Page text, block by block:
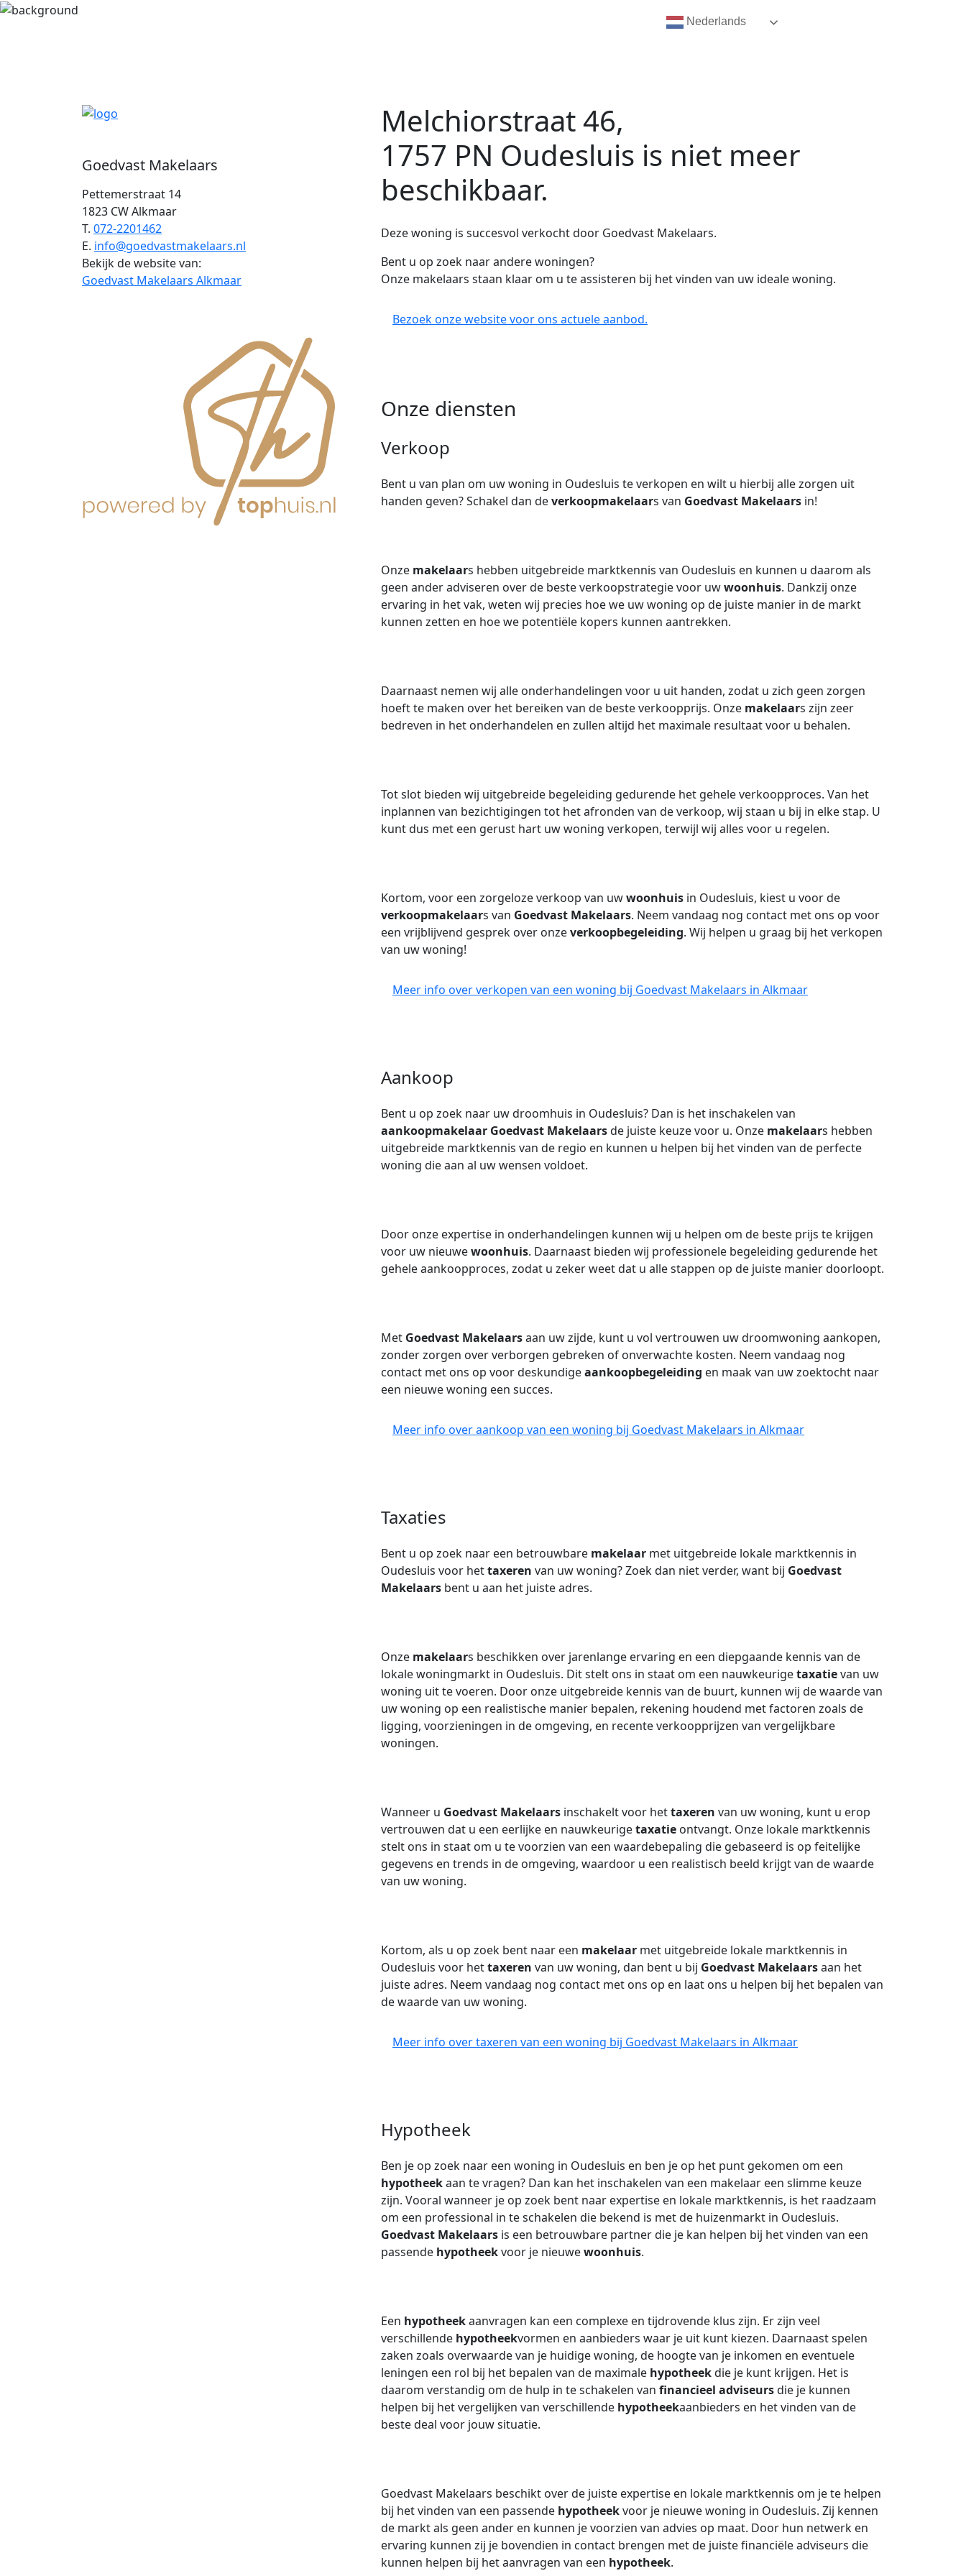
Goedvast Makelaars
Pettemerstraat 14
1823 CW Alkmaar
T. 072-2201462
E. info@goedvastmakelaars.nl
Bekijk de website van:
Goedvast Makelaars Alkmaar
Melchiorstraat 46,
1757 PN Oudesluis is niet meer
beschikbaar.
Deze woning is succesvol verkocht door Goedvast Makelaars.
Bent u op zoek naar andere woningen?
Onze makelaars staan klaar om u te assisteren bij het vinden van uw ideale woning.
Bezoek onze website voor ons actuele aanbod.
Onze diensten
Verkoop
Bent u van plan om uw woning in Oudesluis te verkopen en wilt u hierbij alle zorgen uit
handen geven? Schakel dan deverkoopmakelaars van Goedvast Makelaars in!
Onze makelaars hebben uitgebreide marktkennis van Oudesluis en kunnen u daarom als
geen ander adviseren over de beste verkoopstrategie voor uwwoonhuis. Dankzij onze
ervaring in het vak, weten wij precies hoe we uw woning op de juiste manier in de markt
kunnen zetten en hoe we potentiële kopers kunnen aantrekken.
Daarnaast nemen wij alle onderhandelingen voor u uit handen, zodat u zich geen zorgen
hoeft te maken over het bereiken van de beste verkoopprijs. Onze makelaars zijn zeer
bedreven in het onderhandelen en zullen altijd het maximale resultaat voor u behalen.
Tot slot bieden wij uitgebreide begeleiding gedurende het gehele verkoopproces. Van het
inplannen van bezichtigingen tot het afronden van de verkoop, wij staan u bij in elke stap. U
kunt dus met een gerust hart uw woning verkopen, terwijl wij alles voor u regelen.
Kortom, voor een zorgeloze verkoop van uwwoonhuis in Oudesluis, kiest u voor de
verkoopmakelaars van Goedvast Makelaars. Neem vandaag nog contact met ons op voor
een vrijblijvend gesprek over onzeverkoopbegeleiding. Wij helpen u graag bij het verkopen
van uw woning!
Meer info over verkopen van een woning bij Goedvast Makelaars in Alkmaar
Aankoop
Bent u op zoek naar uw droomhuis in Oudesluis? Dan is het inschakelen van
aankoopmakelaar Goedvast Makelaarsde juiste keuze voor u. Onze makelaars hebben
uitgebreide marktkennis van de regio en kunnen u helpen bij het vinden van de perfecte
woning die aan al uw wensen voldoet.
Door onze expertise in onderhandelingen kunnen wij u helpen om de beste prijs te krijgen
voor uw nieuwewoonhuis. Daarnaast bieden wij professionele begeleiding gedurende het
gehele aankoopproces, zodat u zeker weet dat u alle stappen op de juiste manier doorloopt.
Met Goedvast Makelaarsaan uw zijde, kunt u vol vertrouwen uw droomwoning aankopen,
zonder zorgen over verborgen gebreken of onverwachte kosten. Neem vandaag nog
contact met ons op voor deskundigeaankoopbegeleiding en maak van uw zoektocht naar
een nieuwe woning een succes.
Meer info over aankoop van een woning bij Goedvast Makelaars in Alkmaar
Taxaties
Bent u op zoek naar een betrouwbare makelaar met uitgebreide lokale marktkennis in
Oudesluis voor hettaxeren van uw woning? Zoek dan niet verder, want bij Goedvast
Makelaars bent u aan het juiste adres.
Onze makelaars beschikken over jarenlange ervaring en een diepgaande kennis van de
lokale woningmarkt in Oudesluis. Dit stelt ons in staat om een nauwkeurigetaxatievan uw
woning uit te voeren. Door onze uitgebreide kennis van de buurt, kunnen wij de waarde van
uw woning op een realistische manier bepalen, rekening houdend met factoren zoals de
ligging, voorzieningen in de omgeving, en recente verkoopprijzen van vergelijkbare
woningen.
Wanneer u Goedvast Makelaars inschakelt voor hettaxeren van uw woning, kunt u erop
vertrouwen dat u een eerlijke en nauwkeurigetaxatie ontvangt. Onze lokale marktkennis
stelt ons in staat om u te voorzien van een waardebepaling die gebaseerd is op feitelijke
gegevens en trends in de omgeving, waardoor u een realistisch beeld krijgt van de waarde
van uw woning.
Kortom, als u op zoek bent naar een makelaar met uitgebreide lokale marktkennis in
Oudesluis voor hettaxeren van uw woning, dan bent u bij Goedvast Makelaarsaan het
juiste adres. Neem vandaag nog contact met ons op en laat ons u helpen bij het bepalen van
de waarde van uw woning.
Meer info over taxeren van een woning bij Goedvast Makelaars in Alkmaar
Hypotheek
Ben je op zoek naar een woning in Oudesluis en ben je op het punt gekomen om een
hypotheekaan te vragen? Dan kan het inschakelen van een makelaar een slimme keuze
zijn. Vooral wanneer je op zoek bent naar expertise en lokale marktkennis, is het raadzaam
om een professional in te schakelen die bekend is met de huizenmarkt in Oudesluis.
Goedvast Makelaars is een betrouwbare partner die je kan helpen bij het vinden van een
passende hypotheekvoor je nieuwewoonhuis.
Een hypotheekaanvragen kan een complexe en tijdrovende klus zijn. Er zijn veel
verschillende hypotheekvormen en aanbieders waar je uit kunt kiezen. Daarnaast spelen
zaken zoals overwaarde van je huidige woning, de hoogte van je inkomen en eventuele
leningen een rol bij het bepalen van de maximale hypotheekdie je kunt krijgen. Het is
daarom verstandig om de hulp in te schakelen van financieel adviseursdie je kunnen
helpen bij het vergelijken van verschillende hypotheekaanbieders en het vinden van de
beste deal voor jouw situatie.
Goedvast Makelaars beschikt over de juiste expertise en lokale marktkennis om je te helpen
bij het vinden van een passende hypotheekvoor je nieuwe woning in Oudesluis. Zij kennen
de markt als geen ander en kunnen je voorzien van advies op maat. Door hun netwerk en
ervaring kunnen zij je bovendien in contact brengen met de juiste financiële adviseurs die
kunnen helpen bij het aanvragen van een hypotheek.
Nederlands